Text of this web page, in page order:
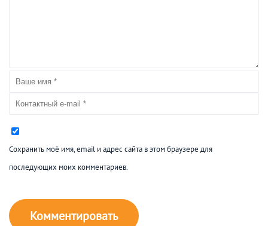
Сохранить моё имя, email и адрес сайта в этом браузере для
последующих моих комментариев.